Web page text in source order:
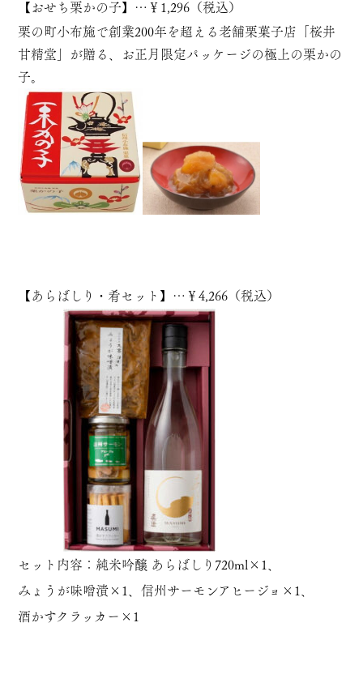
【 おせち栗かの子】…￥1,296（税込）
栗の町小布施で創業200年を超える老舗栗菓子店「桜井
甘精堂」が贈る、お正月限定パッケージの極上の栗かの
子。
【 あらばしり・肴セット 】…￥4,266（税込）
セット内容： 純米吟醸 あらばしり720ml ×1、
みょうが味噌漬 ×1、信州サーモンアヒージョ ×1、
酒かすクラッカー ×1